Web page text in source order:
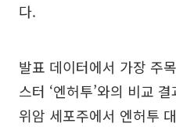
다.
발표 데이터에서 가장 주
스터 ‘엔허투’와의 비교
위암 세포주에서 엔허투